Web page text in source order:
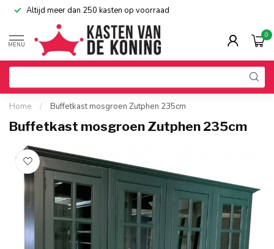
Altijd meer dan 250 kasten op voorraad
MENU
0
Home / Buffetkast mosgroen Zutphen 235cm
Buffetkast mosgroen Zutphen 235cm